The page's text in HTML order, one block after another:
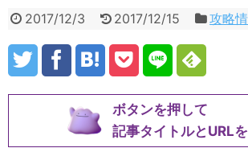
2017/12/3 2017/12/15 攻略
ボタンを押して
記事タイトルとURL